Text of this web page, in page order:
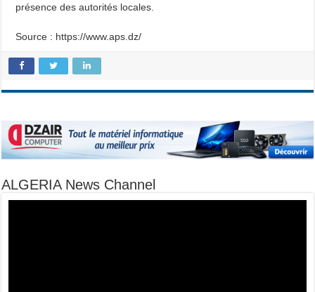
présence des autorités locales.
Source : https://www.aps.dz/
ALGERIA News Channel